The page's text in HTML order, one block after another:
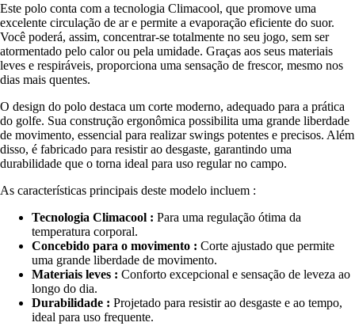
Este polo conta com a tecnologia Climacool, que promove uma
excelente circulação de ar e permite a evaporação eficiente do suor.
Você poderá, assim, concentrar-se totalmente no seu jogo, sem ser
atormentado pelo calor ou pela umidade. Graças aos seus materiais
leves e respiráveis, proporciona uma sensação de frescor, mesmo nos
dias mais quentes.
O design do polo destaca um corte moderno, adequado para a prática
do golfe. Sua construção ergonômica possibilita uma grande liberdade
de movimento, essencial para realizar swings potentes e precisos. Além
disso, é fabricado para resistir ao desgaste, garantindo uma
durabilidade que o torna ideal para uso regular no campo.
As características principais deste modelo incluem :
Tecnologia Climacool : Para uma regulação ótima da
temperatura corporal.
Concebido para o movimento : Corte ajustado que permite
uma grande liberdade de movimento.
Materiais leves : Conforto excepcional e sensação de leveza ao
longo do dia.
Durabilidade : Projetado para resistir ao desgaste e ao tempo,
ideal para uso frequente.